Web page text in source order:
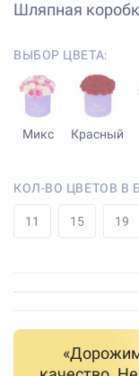
Шляпная
ВЫБОР ЦВЕТА:
Микс Красный
КОЛ-ВО ЦВЕТОВ В
11 15 19